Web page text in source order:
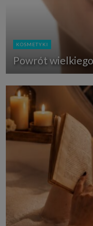
KOSMETYKI
Powrót